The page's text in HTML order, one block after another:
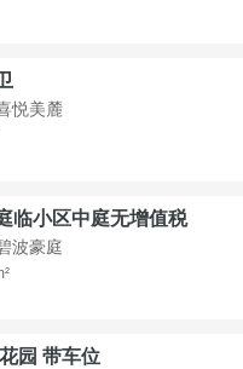
悦美麓
临小区中庭无增值税
波豪庭
园 带车位